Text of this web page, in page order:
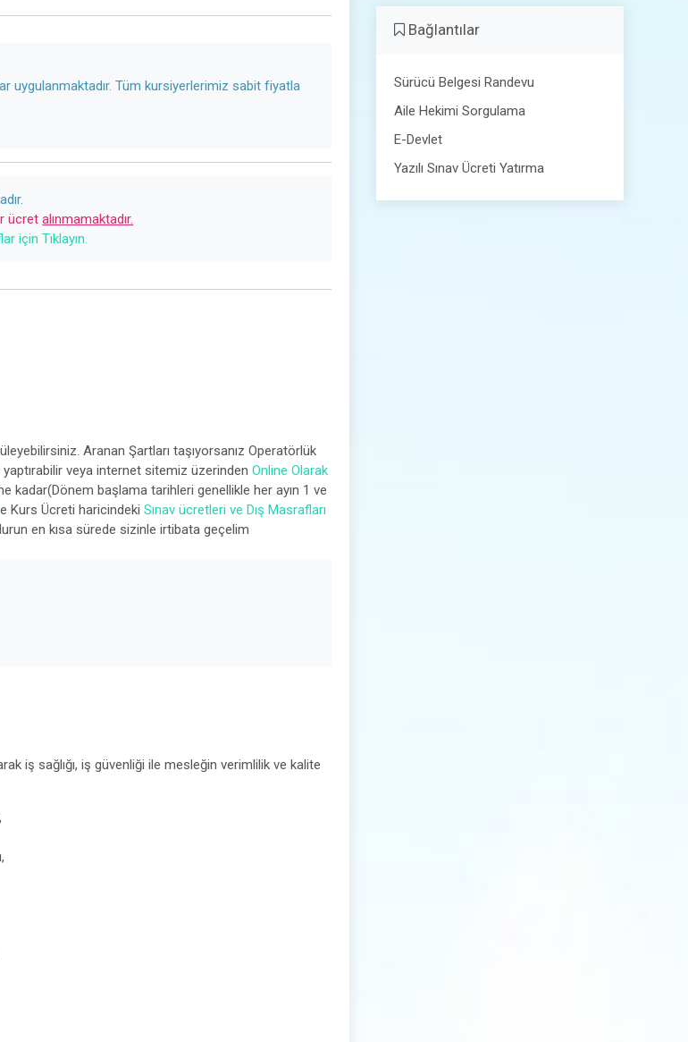
uygulanmaktadır. Tüm kursiyerlerimiz sabit fiyatla
ücretalınmamaktadır.
için Tıklayın.
Aranan Şartları taşıyorsanız Operatörlük
yaptırabilir veya internet sitemiz üzerinden Online Olarak
kadar(Dönem başlama tarihleri genellikle her ayın 1 ve
Kurs Ücreti haricindeki Sınav ücretleri ve Dış Masrafları
en kısa sürede sizinle irtibata geçelim
iş sağlığı, iş güvenliği ile mesleğin verimlilik ve kalite
Bağlantılar
Sürücü Belgesi Randevu
Aile Hekimi Sorgulama
E-Devlet
Yazılı Sınav Ücreti Yatırma